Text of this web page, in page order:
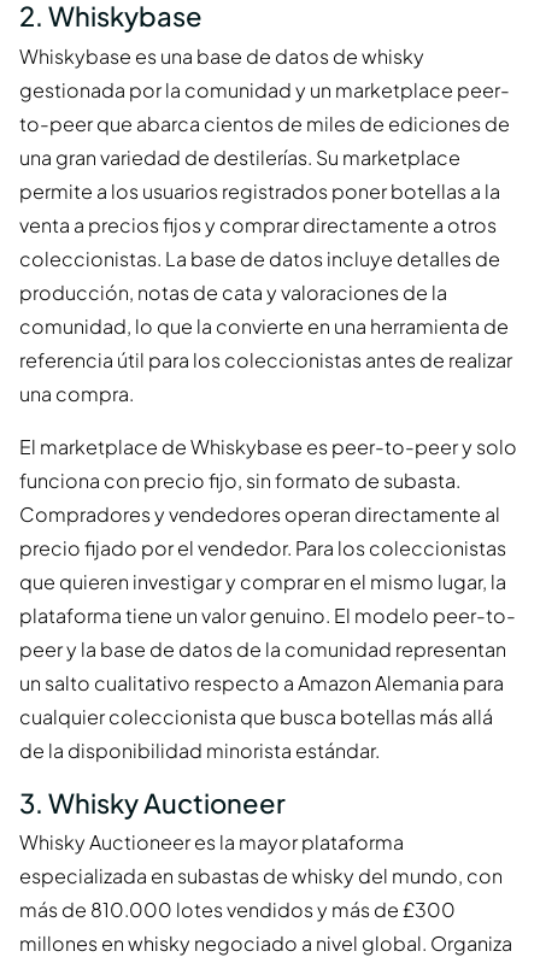
2. Whiskybase
Whiskybase es una base de datos de whisky
gestionada por la comunidad y un marketplace peer-
to-peer que abarca cientos de miles de ediciones de
una gran variedad de destilerías. Su marketplace
permite a los usuarios registrados poner botellas a la
venta a precios fijos y comprar directamente a otros
coleccionistas. La base de datos incluye detalles de
producción, notas de cata y valoraciones de la
comunidad, lo que la convierte en una herramienta de
referencia útil para los coleccionistas antes de realizar
una compra.
El marketplace de Whiskybase es peer-to-peer y solo
funciona con precio fijo, sin formato de subasta.
Compradores y vendedores operan directamente al
precio fijado por el vendedor. Para los coleccionistas
que quieren investigar y comprar en el mismo lugar, la
plataforma tiene un valor genuino. El modelo peer-to-
peer y la base de datos de la comunidad representan
un salto cualitativo respecto a Amazon Alemania para
cualquier coleccionista que busca botellas más allá
de la disponibilidad minorista estándar.
3. Whisky Auctioneer
Whisky Auctioneer es la mayor plataforma
especializada en subastas de whisky del mundo, con
más de 810.000 lotes vendidos y más de £300
millones en whisky negociado a nivel global. Organiza